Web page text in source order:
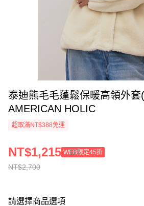
泰迪熊毛毛蓬鬆保暖高領外
AMERICAN HOLIC
超取滿NT$388免運
NT$2,700
NT$1,215 WEB限定45折
請選擇商品選項